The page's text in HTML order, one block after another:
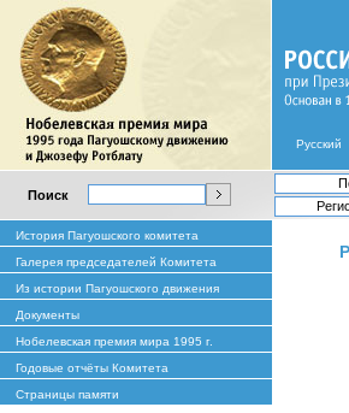
Русский
Поиск
История Пагуошского комитета
Галерея председателей Комитета
Из истории Пагуошского движения
Документы
Нобелевская премия мира 1995 г.
Годовые отчёты Комитета
Страницы памяти